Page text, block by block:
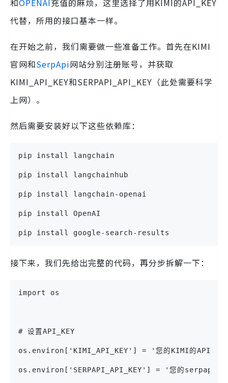
和OPENAI 充值的麻烦，这里选择了用KIMI的API_KEY
代替，所用的接口基本一样。
在开始之前，我们需要做一些准备工作。首先在KIMI
官网和SerpApi网站分别注册账号，并获取
KIMI_API_KEY和SERPAPI_API_KEY（此处需要科学
上网）。
然后需要安装好以下这些依赖库：
pip install langchain
pip install langchainhub
pip install langchain-openai
pip install OpenAI
pip install google-search-results
接下来，我们先给出完整的代码，再分步拆解一下：
import os
# 设置API_KEY
os.environ['KIMI_API_KEY'] = '您的KIMI的API_KEY
os.environ['SERPAPI_API_KEY'] = '您的serpapi的